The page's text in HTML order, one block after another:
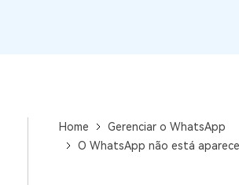
Home
Gerenciar o WhatsApp
O WhatsApp não está